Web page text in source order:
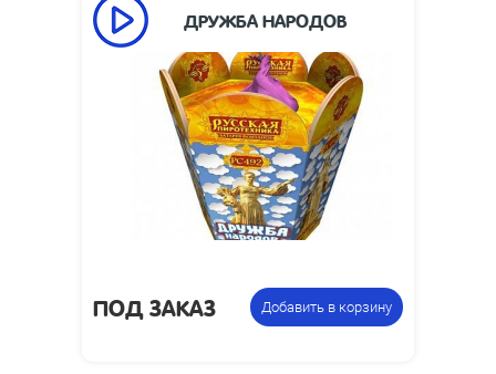
ДРУЖБА НАРОДОВ
Время работы, сек:
120
Высота пламени, м:
8
Размеры упаковки,
195 х 195 х 215
Вес упаковки, кг:
1.64
Цена указана за
Фонтан
пиротехнический
ПОД ЗАКАЗ Добавить в корзину